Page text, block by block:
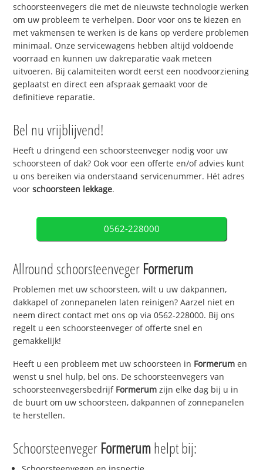
schoorsteenvegers die met de nieuwste technologie werken
om uw probleem te verhelpen. Door voor ons te kiezen en
met vakmensen te werken is de kans op verdere problemen
minimaal. Onze servicewagens hebben altijd voldoende
voorraad en kunnen uw dakreparatie vaak meteen
uitvoeren. Bij calamiteiten wordt eerst een noodvoorziening
geplaatst en direct een afspraak gemaakt voor de
definitieve reparatie.
Bel nu vrijblijvend!
Heeft u dringend een schoorsteenveger nodig voor uw
schoorsteen of dak? Ook voor een offerte en/of advies kunt
u ons bereiken via onderstaand servicenummer. Hét adres
voorschoorsteen lekkage.
0562-228000
Allround schoorsteenveger Formerum
Problemen met uw schoorsteen, wilt u uw dakpannen,
dakkapel of zonnepanelen laten reinigen? Aarzel niet en
neem direct contact met ons op via 0562-228000. Bij ons
regelt u een schoorsteenveger of offerte snel en
gemakkelijk!
Heeft u een probleem met uw schoorsteen in Formerum en
wenst u snel hulp, bel ons. De schoorsteenvegers van
schoorsteenvegersbedrijf Formerum zijn elke dag bij u in
de buurt om uw schoorsteen, dakpannen of zonnepanelen
te herstellen.
Schoorsteenveger Formerumhelpt bij: